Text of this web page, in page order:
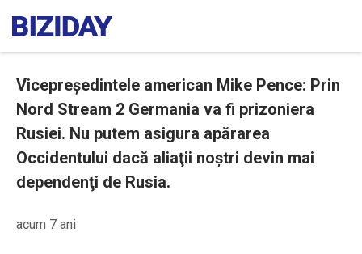
Vicepreşedintele american Mike Pence: Prin
Nord Stream 2 Germania va fi prizoniera
Rusiei. Nu putem asigura apărarea
Occidentului dacă aliaţii noştri devin mai
dependenţi de Rusia.
acum 7 ani